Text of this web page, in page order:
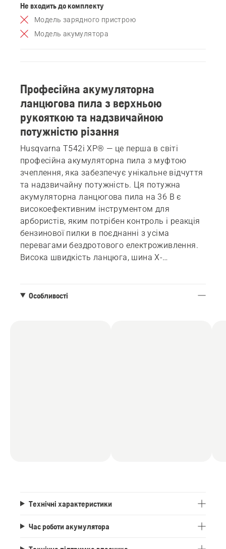
Не входить до комплекту
Модель зарядного пристрою
Модель акумулятора
Професійна акумуляторна
ланцюгова пила з верхньою
рукояткою та надзвичайною
потужністю різання
Husqvarna T542i XP® — це перша в світі
професійна акумуляторна пила з муфтою
зчеплення, яка забезпечує унікальне відчуття
та надзвичайну потужність. Ця потужна
акумуляторна ланцюгова пила на 36 В є
високоефективним інструментом для
арбористів, яким потрібен контроль і реакція
бензинової пилки в поєднанні з усіма
перевагами бездротового електроживлення.
Висока швидкість ланцюга, шина X-
Особливості
Технічні характеристики
Час роботи акумулятора